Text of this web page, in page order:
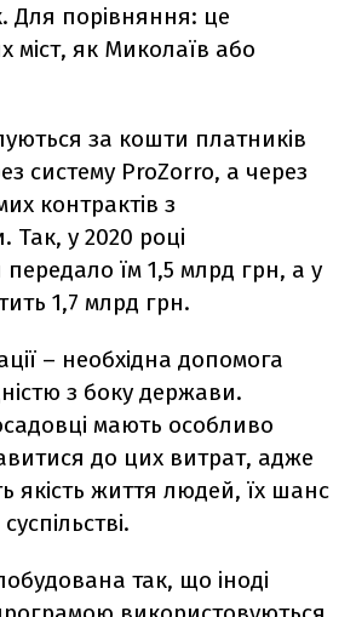
Для порівняння: це
міст, як Миколаїв або
за кошти платників
систему ProZorro, а через
контрактів з
Так, у 2020 році
передало їм 1,5 млрд грн, а у
1,7 млрд грн.
– необхідна допомога
з боку держави.
мають особливо
до цих витрат, адже
якість життя людей, їх шанс
так, що іноді